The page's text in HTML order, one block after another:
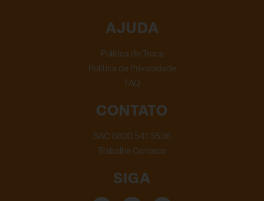
AJUDA
Política de Troca
Política de Privacidade
FAQ
CONTATO
SAC 0800 541 3536
Trabalhe Conosco
SIGA